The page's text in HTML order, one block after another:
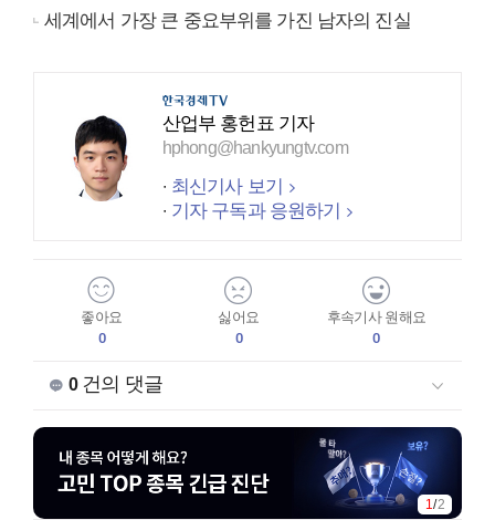
세계에서 가장 큰 중요부위를 가진 남자의 진실
산업부 홍헌표 기자
hphong@hankyungtv.com
최신기사 보기
기자 구독과 응원하기
좋아요
0
싫어요
0
후속기사 원해요
0
0건의 댓글
1/2